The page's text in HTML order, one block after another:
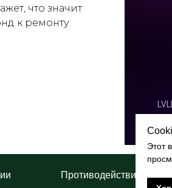
что значит
к ремонту.
Противодействие
Этот